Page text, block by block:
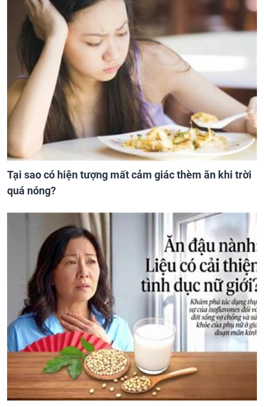
Tại sao có hiện tượng mất cảm giác thèm ăn khi trời
quá nóng?